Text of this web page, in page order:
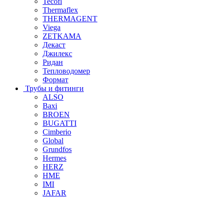
Thermaflex
THERMAGENT
Viega
ZETKAMA
Декаст
Джилекс
Ридан
Тепловодомер
Формат
Трубы и фитинги
ALSO
Baxi
BROEN
BUGATTI
Cimberio
Global
Grundfos
Hermes
HERZ
HME
IMI
JAFAR